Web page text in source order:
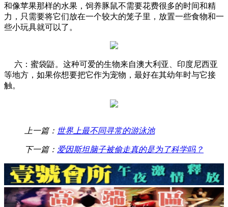
和像苹果那样的水果，饲养豚鼠不需要花费很多的时间和精
力，只需要将它们放在一个较大的笼子里，放置一些食物和一
些小玩具就可以了。
六：蜜袋鼯。这种可爱的生物来自澳大利亚、印度尼西亚
等地方，如果你想要把它作为宠物，最好在其幼年时与它接
触。
上一篇： 世界上最不同寻常的游泳池
下一篇： 爱因斯坦脑子被偷走真的是为了科学吗？